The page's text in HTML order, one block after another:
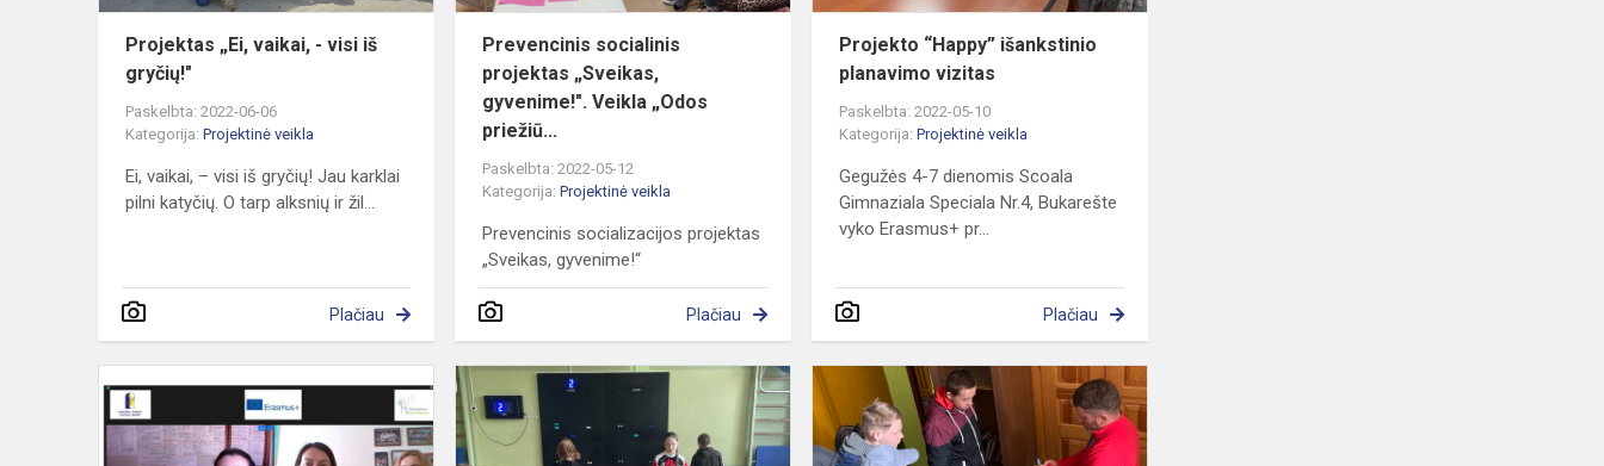
Projektas „Ei, vaikai, - visi iš
gryčių!"
Paskelbta: 2022-06-06
Kategorija: Projektinė veikla
Ei, vaikai, – visi iš gryčių! Jau karklai
pilni katyčių. O tarp alksnių ir žil...
Plačiau
Prevencinis socialinis
projektas „Sveikas,
gyvenime!". Veikla „Odos
priežiū...
Paskelbta: 2022-05-12
Kategorija:Projektinė veikla
Prevencinis socializacijos projektas
„Sveikas, gyvenime!“
Plačiau
Projekto “Happy” išankstinio
planavimo vizitas
Paskelbta: 2022-05-10
Kategorija:Projektinė veikla
Gegužės 4-7 dienomis Scoala
Gimnaziala Speciala Nr.4, Bukarešte
vyko Erasmus+ pr...
Plačiau
Tarptautinis
KA2
mažos
Projekto
„Sveikas,
gyvenime!"
Projekto
"Sveikas,
gyvenime!"